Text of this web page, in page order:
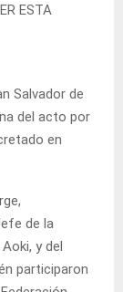
ESTA
Salvador de
del acto por
en
de la
y del
participaron